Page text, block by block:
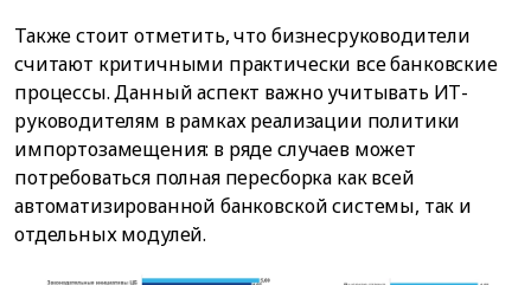
Также стоит отметить, что бизнесруководители
считают критичными практически все банковские
процессы. Данный аспект важно учитывать ИТ-
руководителям в рамках реализации политики
импортозамещения: в ряде случаев может
потребоваться полная пересборка как всей
автоматизированной банковской системы, так и
отдельных модулей.